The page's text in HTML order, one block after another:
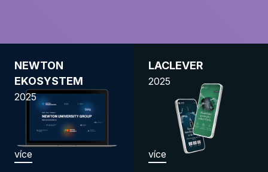
NEWTON
EKOSYSTEM
2025
více
LACLEVER
2025
více